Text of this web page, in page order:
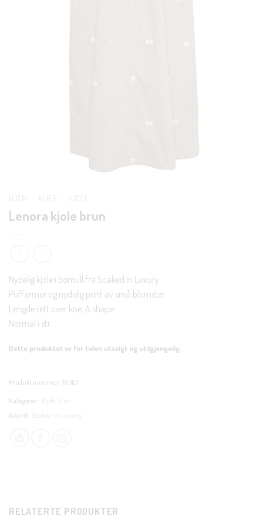
Lenora kjole brun
Nydelig kjole i bomull fra Soaked In Luxury.
Puffarmer og nydelig print av små blomster.
Lengde rett over kne, A shape.
Normal i str.
Dette produktet er for tiden utsolgt og utilgjengelig.
Produktnummer: 103121
Kategorier: Kjole Klær
Brand: Soaked In Luxury
RELATERTE PRODUKTER